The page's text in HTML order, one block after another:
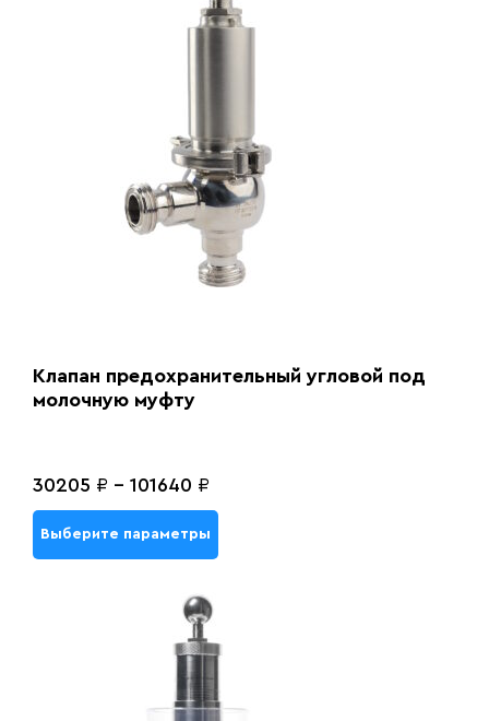
Клапан предохранительный угловой под
молочную муфту
30205 ₽ - 101640 ₽
Выберите параметры